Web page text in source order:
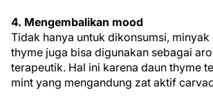
4. Mengembalikan mood
Tidak hanya untuk dikonsumsi, minyak
thyme juga bisa digunakan sebagai
terapeutik. Hal ini karena daun thyme
mint yang mengandung zat aktif